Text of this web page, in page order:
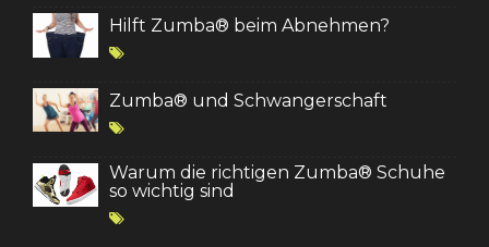
Hilft Zumba® beim Abnehmen?
Zumba® und Schwangerschaft
Warum die richtigen Zumba® Schuhe
so wichtig sind